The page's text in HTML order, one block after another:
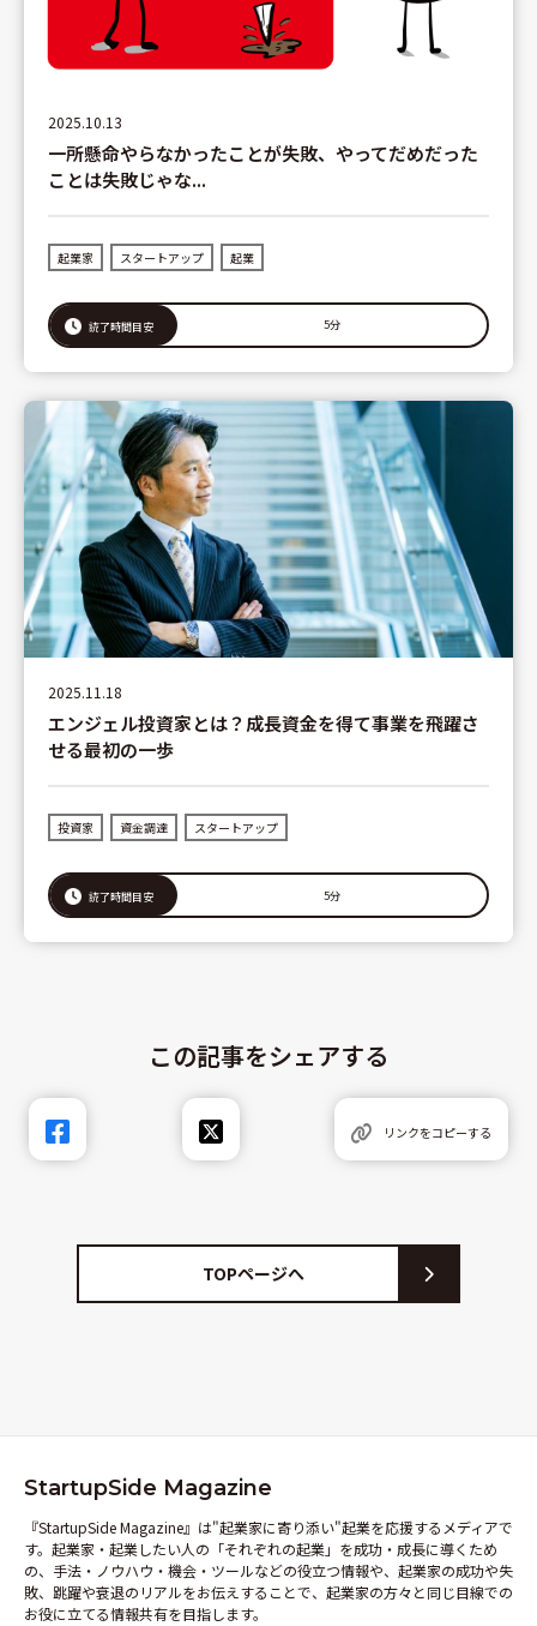
2025.10.13
一所懸命やらなかったことが失敗、やってだめだった
ことは失敗じゃな...
起業家 スタートアップ 起業
読了時間目安 5分
2025.11.18
エンジェル投資家とは？成長資金を得て事業を飛躍さ
せる最初の一歩
投資家 資金調達 スタートアップ
読了時間目安 5分
この記事をシェアする
リンクをコピーする
TOPページへ
StartupSide Magazine
『StartupSide Magazine』は"起業家に寄り添い"起業を応援するメディアで
す。起業家・起業したい人の「それぞれの起業」を成功・成長に導くため
の、手法・ノウハウ・機会・ツールなどの役立つ情報や、起業家の成功や失
敗、跳躍や衰退のリアルをお伝えすることで、起業家の方々と同じ目線での
お役に立てる情報共有を目指します。